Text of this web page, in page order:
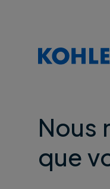
Nous
que